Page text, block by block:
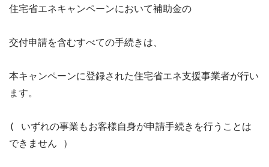
住宅省エネキャンペーンにおいて補助金の
交付申請を含むすべての手続きは、
本キャンペーンに登録された住宅省エネ支援事業者が行い
ます。
( いずれの事業もお客様自身が申請手続きを行うことは
できません ）